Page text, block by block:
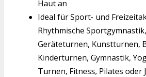
Haut an
Ideal für Sport- und
Rhythmische Sportgymnastik,
Geräteturnen, Kunstturnen,
Kinderturnen, Gymnastik,
Turnen, Fitness, Pilates oder